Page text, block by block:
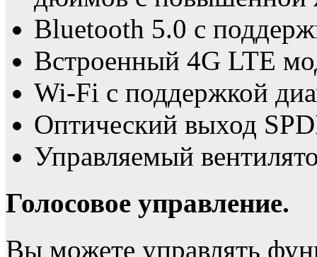
Bluetooth 5.0 с
Встроенный 4G LTE
Wi-Fi с поддержкой
Оптический выход
Управляемый
Голосовое управление.
Вы можете управлять